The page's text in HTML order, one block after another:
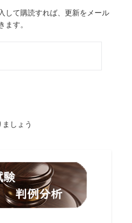
して購読すれば、更新をメール
す。
しょう